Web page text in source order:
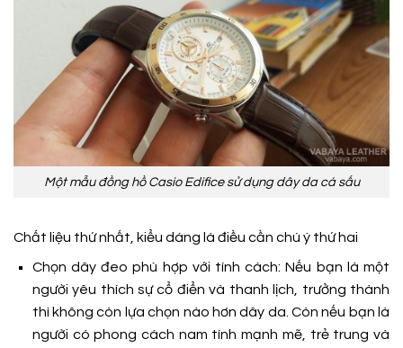
Một mẫu đồng hồ Casio Edifice sử dụng dây da cá sấu
Chất liệu thứ nhất, kiểu dáng là điều cần chú ý thứ hai
Chọn dây đeo phù hợp với tính cách: Nếu bạn là một
người yêu thích sự cổ điển và thanh lịch, trưởng thành
thì không còn lựa chọn nào hơn dây da. Còn nếu bạn là
người có phong cách nam tính mạnh mẽ, trẻ trung và